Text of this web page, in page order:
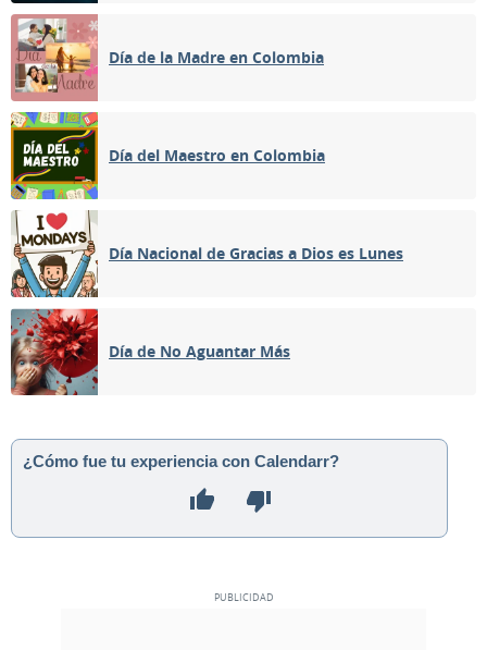
Día de la Madre en Colombia
Día del Maestro en Colombia
Día Nacional de Gracias a Dios es Lunes
Día de No Aguantar Más
¿Cómo fue tu experiencia con Calendarr?